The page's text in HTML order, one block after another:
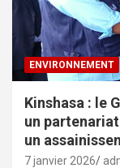
ENVIRONNEMENT
Kinshasa : le
un
un
7 janvier 2026